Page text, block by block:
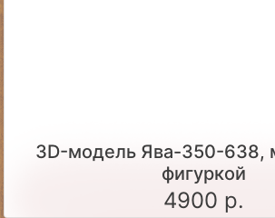
3D-модель Ява-350-638,
фигуркой
4900 р.